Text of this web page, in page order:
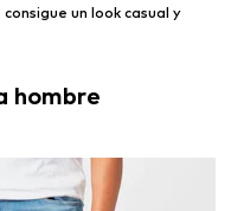
un look casual y
hombre